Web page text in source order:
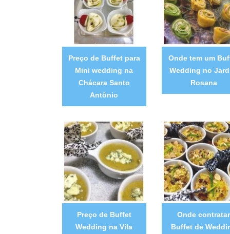
Preço de Buffet para
Mini wedding na
Chácara Santo
Antônio
Onde tem um
Wedding no
Rosana
Preço de Buffet
Wedding na Vila
Onde contratar
Buffet de